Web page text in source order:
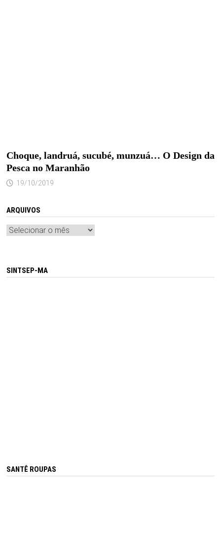
Choque, landruá, sucubé, munzuá… O Design da
Pesca no Maranhão
19/10/2019
ARQUIVOS
Arquivos
SINTSEP-MA
SANTÊ ROUPAS